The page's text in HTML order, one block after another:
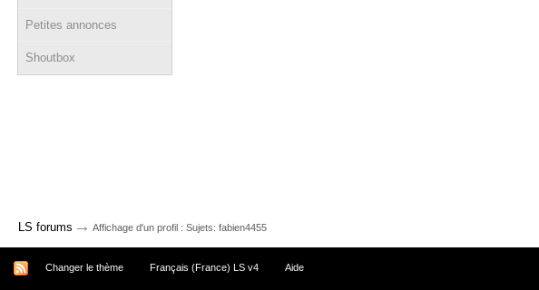
Petites annonces
Shoutbox
LS forums → Affichage d'un profil : Sujets: fabien4455
Changer le thème Français (France) LS v4 Aide